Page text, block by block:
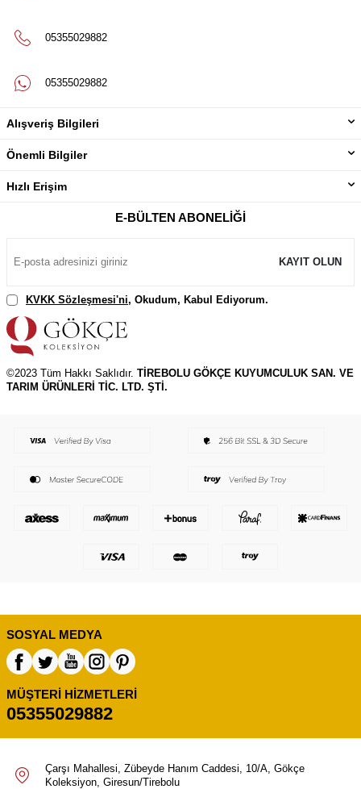
05355029882
05355029882
Alışveriş Bilgileri
Önemli Bilgiler
Hızlı Erişim
E-BÜLTEN ABONELIĞI
KAYIT OLUN
KVKK Sözleşmesi'ni, Okudum, Kabul Ediyorum.
©2023 Tüm Hakkı Saklıdır. TİREBOLU GÖKÇE KUYUMCULUK SAN. VE
TARIM ÜRÜNLERİ TİC. LTD. ŞTİ.
SOSYAL MEDYA
MÜŞTERI HIZMETLERI
05355029882
Çarşı Mahallesi, Zübeyde Hanım Caddesi, 10/A, Gökçe
Koleksiyon, Giresun/Tirebolu